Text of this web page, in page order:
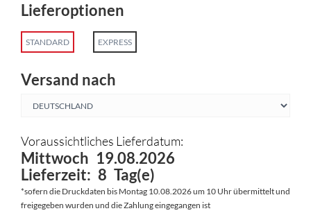
Lieferoptionen
STANDARD EXPRESS
Versand nach
Voraussichtliches Lieferdatum:
Mittwoch 19.08.2026
Lieferzeit: 8 Tag(e)
*sofern die Druckdaten bis Montag 10.08.2026 um 10 Uhr übermittelt und
freigegeben wurden und die Zahlung eingegangen ist